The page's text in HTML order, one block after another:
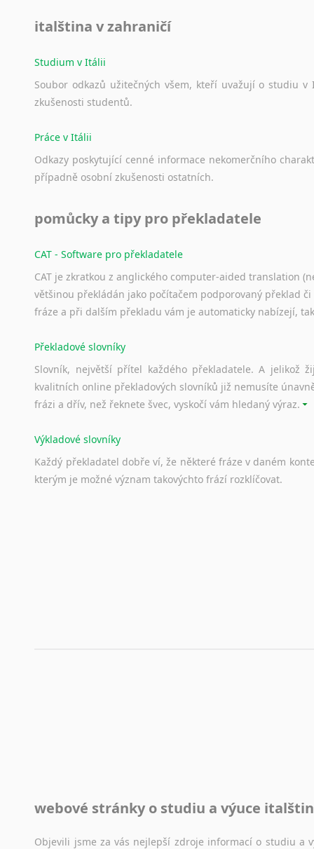
italština v zahraničí
Studium v Itálii
Soubor odkazů užitečných všem, kteří uvažují o studiu v
zkušenosti studentů.
Práce v Itálii
Odkazy poskytující cenné informace nekomerčního
případně osobní zkušenosti ostatních.
pomůcky a tipy pro překladatele
CAT - Software pro překladatele
CAT je zkratkou z anglického computer-aided translation
většinou překládán jako počítačem podporovaný překlad
fráze a při dalším překladu vám je automaticky nabízejí,
Překladové slovníky
Slovník, největší přítel každého překladatele. A jelikož
kvalitních online překladových slovníků již nemusíte
frázi a dřív, než řeknete švec, vyskočí vám hledaný výraz.
Výkladové slovníky
Každý překladatel dobře ví, že některé fráze v daném
kterým je možné význam takovýchto frází rozklíčovat.
Jazykový korpus je elektronický soubor autentických
původního zdroje textu.
webové stránky o studiu a výuce
Objevili jsme za vás nejlepší zdroje informací o studiu a